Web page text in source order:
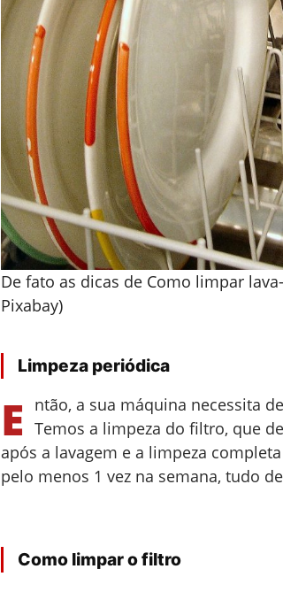
De fato as dicas de Como limpar
Pixabay)
Limpeza periódica
E
ntão, a sua máquina necessita
Temos a limpeza do filtro, que
após a lavagem e a limpeza
pelo menos 1 vez na semana, tudo
Como limpar o filtro